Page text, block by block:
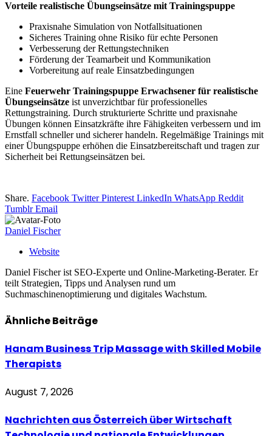
Vorteile realistische Übungseinsätze mit Trainingspuppe
Praxisnahe Simulation von Notfallsituationen
Sicheres Training ohne Risiko für echte Personen
Verbesserung der Rettungstechniken
Förderung der Teamarbeit und Kommunikation
Vorbereitung auf reale Einsatzbedingungen
Eine Feuerwehr Trainingspuppe Erwachsener für realistische
Übungseinsätze ist unverzichtbar für professionelles
Rettungstraining. Durch strukturierte Schritte und praxisnahe
Übungen können Einsatzkräfte ihre Fähigkeiten verbessern und im
Ernstfall schneller und sicherer handeln. Regelmäßige Trainings mit
einer Übungspuppe erhöhen die Einsatzbereitschaft und tragen zur
Sicherheit bei Rettungseinsätzen bei.
Share. Facebook Twitter Pinterest LinkedIn WhatsApp Reddit
Tumblr Email
Daniel Fischer
Website
Daniel Fischer ist SEO-Experte und Online-Marketing-Berater. Er
teilt Strategien, Tipps und Analysen rund um
Suchmaschinenoptimierung und digitales Wachstum.
ÄhnlicheBeiträge
Hanam Business Trip Massage with Skilled Mobile
Therapists
August 7, 2026
Nachrichten aus Österreich über Wirtschaft